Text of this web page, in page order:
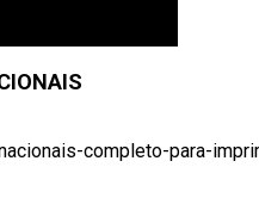
completo-para-